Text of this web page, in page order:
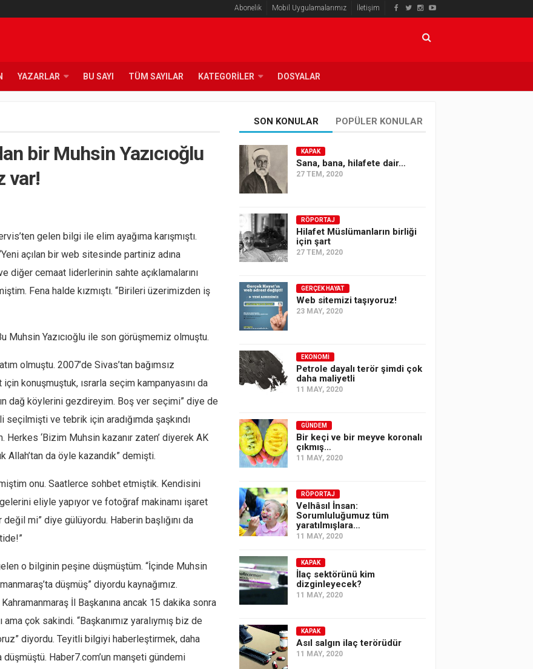
Abonelik Mobil Uygulamalarımız İletişim
YAZARLAR BU SAYI TÜM SAYILAR KATEGORILER DOSYALAR
bir Muhsin Yazıcıoğlu
var!
gelen bilgi ile elim ayağıma karışmıştı.
açılan bir web sitesinde partiniz adına
diğer cemaat liderlerinin sahte açıklamalarını
Fena halde kızmıştı. “Birileri üzerimizden iş
Muhsin Yazıcıoğlu ile son görüşmemiz olmuştu.
olmuştu. 2007’de Sivas’tan bağımsız
konuşmuştuk, ısrarla seçim kampanyasını da
dağ köylerini gezdireyim. Boş ver seçimi” diye de
ve tebrik için aradığımda şaşkındı
Herkes ‘Bizim Muhsin kazanır zaten’ diyerek AK
Allah’tan da öyle kazandık” demişti.
onu. Saatlerce sohbet etmiştik. Kendisini
eliyle yapıyor ve fotoğraf makinamı işaret
mi” diye gülüyordu. Haberin başlığını da
o bilginin peşine düşmüştüm. “İçinde Muhsin
düşmüş” diyordu kaynağımız.
İl Başkanına ancak 15 dakika sonra
çok sakindi. “Başkanımız yaralıymış biz de
diyordu. Teyitli bilgiyi haberleştirmek, daha
Haber7.com’un manşeti gündemi
SON KONULAR POPÜLER KONULAR
KAPAK
Sana, bana, hilafete dair…
27 TEM, 2020
RÖPORTAJ
Hilafet Müslümanların birliği
için şart
27 TEM, 2020
GERÇEK HAYAT
Web sitemizi taşıyoruz!
23 MAY, 2020
EKONOMI
Petrole dayalı terör şimdi çok
daha maliyetli
11 MAY, 2020
GÜNDEM
Bir keçi ve bir meyve koronalı
çıkmış…
11 MAY, 2020
RÖPORTAJ
Velhâsıl İnsan:
Sorumluluğumuz tüm
yaratılmışlara…
11 MAY, 2020
KAPAK
İlaç sektörünü kim
dizginleyecek?
11 MAY, 2020
KAPAK
Asıl salgın ilaç terörüdür
11 MAY, 2020